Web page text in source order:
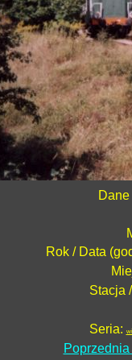
Rok / Data
Stacja
Seria: